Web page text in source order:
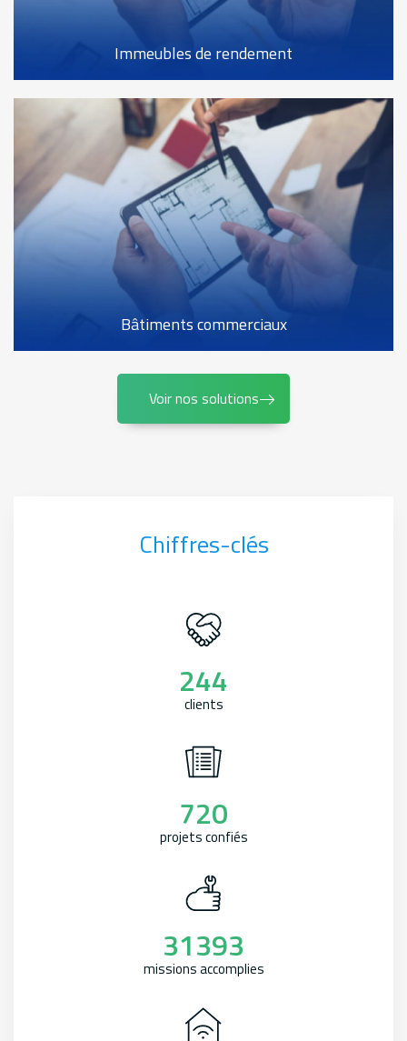
Voir nos solutions
Immeubles de rendement
Bâtiments commerciaux
Chiffres-clés
244
clients
720
projets confiés
31393
missions accomplies